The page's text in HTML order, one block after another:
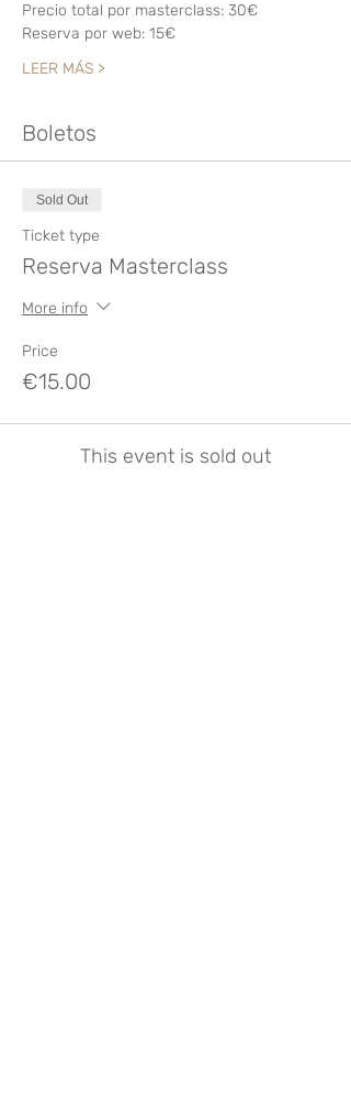
Precio total por masterclass: 30€
Reserva por web: 15€
LEER MÁS >
Boletos
Sold Out
Ticket type
Reserva Masterclass
More info
Price
€15.00
This event is sold out